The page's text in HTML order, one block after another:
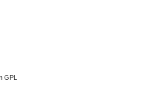
GPL